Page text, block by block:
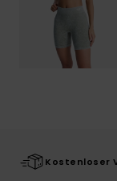
Kostenloser